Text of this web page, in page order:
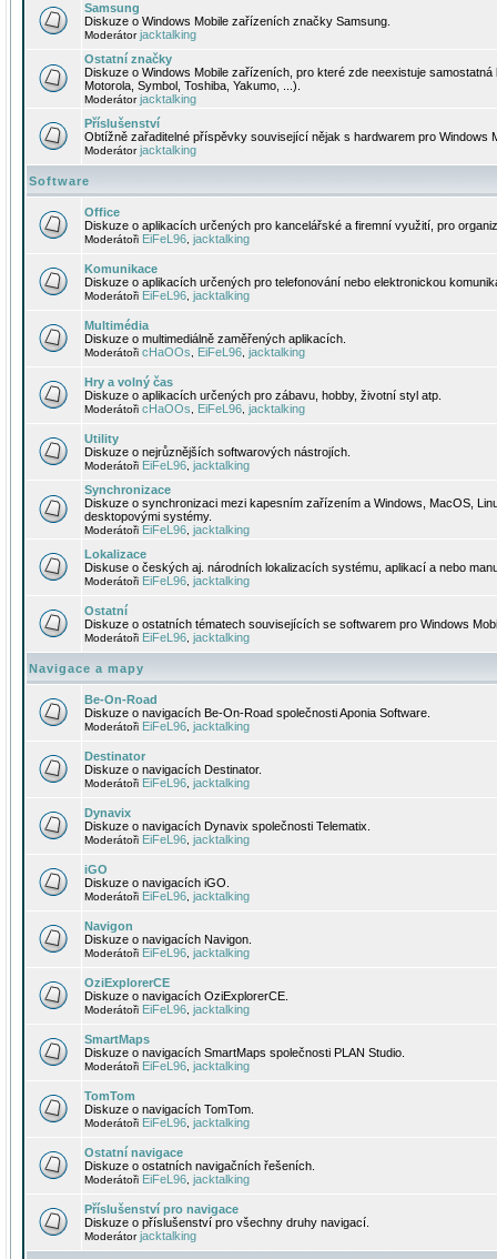
Samsung
Diskuze o Windows Mobile zařízeních značky Samsung.
Moderátorjacktalking
Ostatní značky
Diskuze o Windows Mobile zařízeních, pro které zde neexistuje
Motorola, Symbol, Toshiba, Yakumo, ...).
Moderátorjacktalking
Příslušenství
Obtížně zařaditelné příspěvky související nějak s hardwarem pro Windows
Moderátorjacktalking
Software
Office
Diskuze o aplikacích určených pro kancelářské a firemní využití, pro
Moderátoři EiFeL96 jacktalking
Komunikace
Diskuze o aplikacích určených pro telefonování nebo elektronickou
Moderátoři EiFeL96 jacktalking
Multimédia
Diskuze o multimediálně zaměřených aplikacích.
Moderátoři cHaOOs EiFeL96 jacktalking
Hry a volný čas
Diskuze o aplikacích určených pro zábavu, hobby, životní styl atp.
Moderátoři cHaOOs EiFeL96 jacktalking
Utility
Diskuze o nejrůznějších softwarových nástrojích.
Moderátoři EiFeL96 jacktalking
Synchronizace
Diskuze o synchronizaci mezi kapesním zařízením a Windows, MacOS,
desktopovými systémy.
Moderátoři EiFeL96 jacktalking
Lokalizace
Diskuse o českých aj. národních lokalizacích systému, aplikací a nebo
Moderátoři EiFeL96 jacktalking
Ostatní
Diskuze o ostatních tématech souvisejících se softwarem pro Windows
Moderátoři EiFeL96 jacktalking
Navigace a mapy
Be-On-Road
Diskuze o navigacích Be-On-Road společnosti Aponia Software.
Moderátoři EiFeL96 jacktalking
Destinator
Diskuze o navigacích Destinator.
Moderátoři EiFeL96 jacktalking
Dynavix
Diskuze o navigacích Dynavix společnosti Telematix.
Moderátoři EiFeL96 jacktalking
iGO
Diskuze o navigacích iGO.
Moderátoři EiFeL96 jacktalking
Navigon
Diskuze o navigacích Navigon.
Moderátoři EiFeL96 jacktalking
OziExplorerCE
Diskuze o navigacích OziExplorerCE.
Moderátoři EiFeL96 jacktalking
SmartMaps
Diskuze o navigacích SmartMaps společnosti PLAN Studio.
Moderátoři EiFeL96 jacktalking
TomTom
Diskuze o navigacích TomTom.
Moderátoři EiFeL96 jacktalking
Ostatní navigace
Diskuze o ostatních navigačních řešeních.
Moderátoři EiFeL96 jacktalking
Příslušenství pro navigace
Diskuze o příslušenství pro všechny druhy navigací.
Moderátorjacktalking